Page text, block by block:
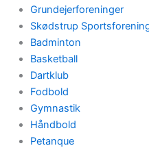
Grundejerforeninger
Skødstrup
Badminton
Basketball
Dartklub
Fodbold
Gymnastik
Håndbold
Petanque